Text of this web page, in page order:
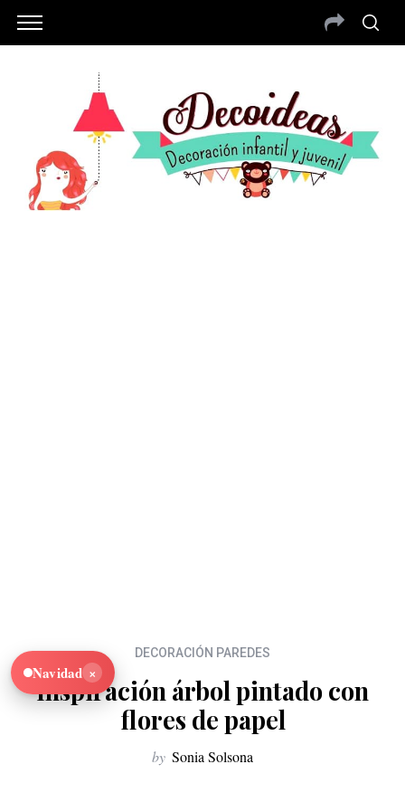
DECORACIÓN PAREDES
Inspiración árbol pintado con
flores de papel
by Sonia Solsona
Navidad ×